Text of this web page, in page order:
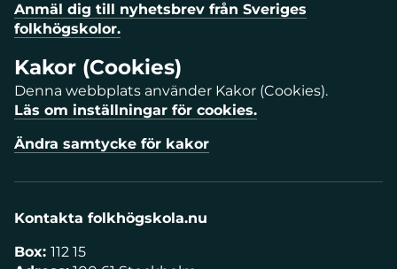
Anmäl dig till nyhetsbrev från Sveriges
folkhögskolor.
Kakor (Cookies)
Denna webbplats använder Kakor (Cookies).
Läs om inställningar för cookies.
Ändra samtycke för kakor
Kontakta folkhögskola.nu
Box: 112 15